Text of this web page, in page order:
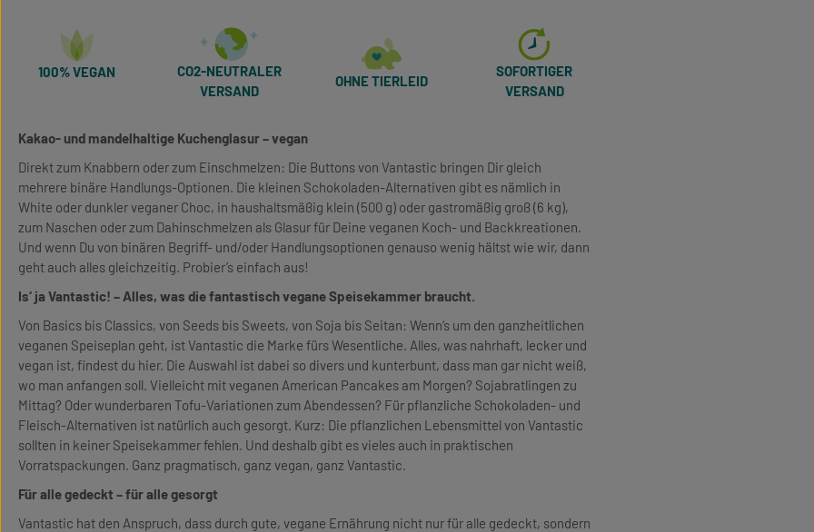
100% VEGAN
CO2-NEUTRALER
VERSAND
OHNE TIERLEID
SOFORTIGER
VERSAND
Kakao- und mandelhaltige Kuchenglasur – vegan
Direkt zum Knabbern oder zum Einschmelzen: Die Buttons von Vantastic bringen Dir gleich
mehrere binäre Handlungs-Optionen. Die kleinen Schokoladen-Alternativen gibt es nämlich in
White oder dunkler veganer Choc, in haushaltsmäßig klein (500 g) oder gastromäßig groß (6 kg),
zum Naschen oder zum Dahinschmelzen als Glasur für Deine veganen Koch- und Backkreationen.
Und wenn Du von binären Begriff- und/oder Handlungsoptionen genauso wenig hältst wie wir, dann
geht auch alles gleichzeitig. Probier’s einfach aus!
Is‘ ja Vantastic! – Alles, was die fantastisch vegane Speisekammer braucht.
Von Basics bis Classics, von Seeds bis Sweets, von Soja bis Seitan: Wenn‘s um den ganzheitlichen
veganen Speiseplan geht, ist Vantastic die Marke fürs Wesentliche. Alles, was nahrhaft, lecker und
vegan ist, findest du hier. Die Auswahl ist dabei so divers und kunterbunt, dass man gar nicht weiß,
wo man anfangen soll. Vielleicht mit veganen American Pancakes am Morgen? Sojabratlingen zu
Mittag? Oder wunderbaren Tofu-Variationen zum Abendessen? Für pflanzliche Schokoladen- und
Fleisch-Alternativen ist natürlich auch gesorgt. Kurz: Die pflanzlichen Lebensmittel von Vantastic
sollten in keiner Speisekammer fehlen. Und deshalb gibt es vieles auch in praktischen
Vorratspackungen. Ganz pragmatisch, ganz vegan, ganz Vantastic.
Für alle gedeckt – für alle gesorgt
Vantastic hat den Anspruch, dass durch gute, vegane Ernährung nicht nur für alle gedeckt, sondern